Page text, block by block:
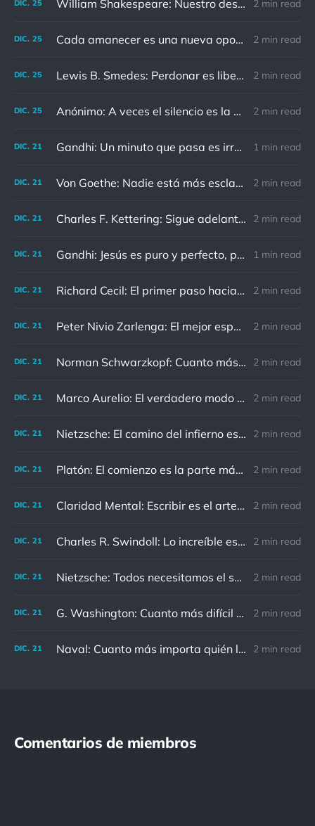
DIC. 25 William Shakespeare: Nuestro destino está en las estrellas, así que levantemos nuestros ojos al cielo 2 min read
DIC. 25 Cada amanecer es una nueva oportunidad 2 min read
DIC. 25 Lewis B. Smedes: Perdonar es liberar a un prisionero y descubrir que el prisionero eras tú 2 min read
DIC. 25 Anónimo: A veces el silencio es la mejor respuesta 2 min read
DIC. 21 Gandhi: Un minuto que pasa es irrecuperable. Conociendo esto, ¿cómo podemos malgastar tantas horas? 1 min read
DIC. 21 Von Goethe: Nadie está más esclavizado que aquellos que falsamente creen que son libres. 2 min read
DIC. 21 Charles F. Kettering: Sigue adelante, y es probable que tropieces con algo, tal vez cuando menos lo esperes. Nunca he escuchado hablar de alguien algu 2 min read
DIC. 21 Gandhi: Jesús es puro y perfecto, pero vosotros los cristianos no sois como él. 1 min read
DIC. 21 Richard Cecil: El primer paso hacia el conocimiento es saber que somos ignorantes. 2 min read
DIC. 21 Peter Nivio Zarlenga: El mejor espejo es un viejo amigo. 2 min read
DIC. 21 Norman Schwarzkopf: Cuanto más sudes por la paz, menos sangras por la guerra. 2 min read
DIC. 21 Marco Aurelio: El verdadero modo de vengarse de un enemigo es no parecérsele. 2 min read
DIC. 21 Nietzsche: El camino del infierno está asfaltado de buenas intenciones. 2 min read
DIC. 21 Platón: El comienzo es la parte más importante del trabajo 2 min read
DIC. 21 Claridad Mental: Escribir es el arte de calmar y despejar la mente. 2 min read
DIC. 21 Charles R. Swindoll: Lo increíble es que cada día podemos elegir la actitud que adoptaremos. 2 min read
DIC. 21 Nietzsche: Todos necesitamos el sentido de culpa, pero nadie necesita sentirse culpable. 2 min read
DIC. 21 G. Washington: Cuanto más difícil es el conflicto, mayor es el triunfo. 2 min read
DIC. 21 Naval: Cuanto más importa quién lo ha dicho, menos importa en realidad 2 min read
Comentarios de miembros